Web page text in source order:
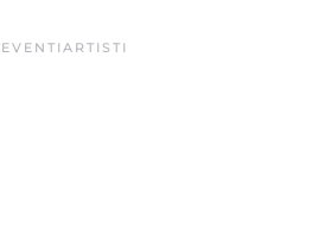
EVENTI ARTISTI